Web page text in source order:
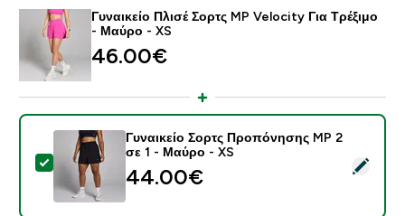
Γυναικείο Πλισέ Σορτς MP Velocity Για Τρέξιμο
- Μαύρο - XS
46.00€‎
Select this product - Γυναικείο Σορτς Προπόνησης
Γυναικείο Σορτς Προπόνησης MP 2
σε 1 - Μαύρο - XS
44.00€‎